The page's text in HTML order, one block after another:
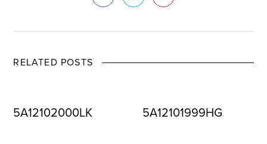
RELATED POSTS
5A12102000LK 5A12101999HG